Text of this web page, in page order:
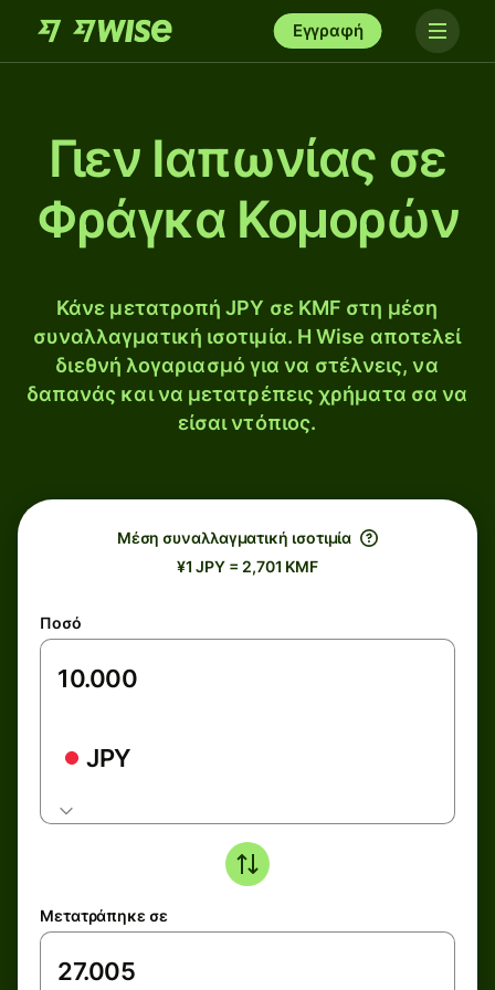
Εγγραφή
Γιεν Ιαπωνίας σε
Φράγκα Κομορών
Κάνε μετατροπή JPY σε KMF στη μέση
συναλλαγματική ισοτιμία. Η Wise αποτελεί
διεθνή λογαριασμό για να στέλνεις, να
δαπανάς και να μετατρέπεις χρήματα σα να
είσαι ντόπιος.
Μέση συναλλαγματική ισοτιμία
¥1 JPY = 2,701 KMF
Ποσό
JPY
Μετατράπηκε σε